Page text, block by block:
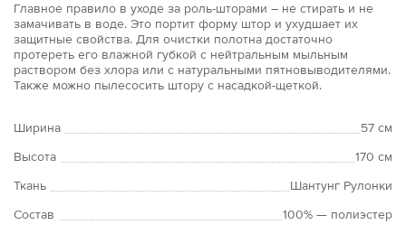
Главное правило в уходе за роль-шторами – не стирать и не
замачивать в воде. Это портит форму штор и ухудшает их
защитные свойства. Для очистки полотна достаточно
протереть его влажной губкой с нейтральным мыльным
раствором без хлора или с натуральными пятновыводителями.
Также можно пылесосить штору с насадкой-щеткой.
Ширина
57 см
Высота
170 см
Ткань
Шантунг Рулонки
Состав
100% — полиэстер